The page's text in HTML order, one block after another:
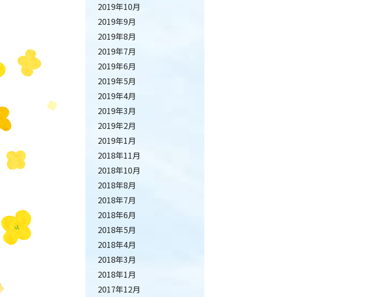
2019年10月
2019年9月
2019年8月
2019年7月
2019年6月
2019年5月
2019年4月
2019年3月
2019年2月
2019年1月
2018年11月
2018年10月
2018年8月
2018年7月
2018年6月
2018年5月
2018年4月
2018年3月
2018年1月
2017年12月